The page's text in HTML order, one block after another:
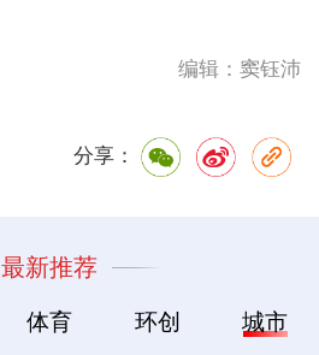
编辑：窦钰沛
分享：
最新推荐
体育 环创 城市